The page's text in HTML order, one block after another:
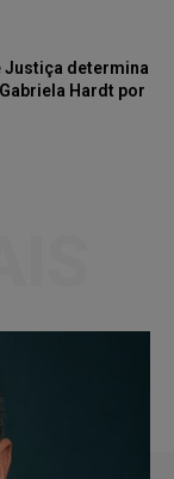
Justiça determina
Hardt por